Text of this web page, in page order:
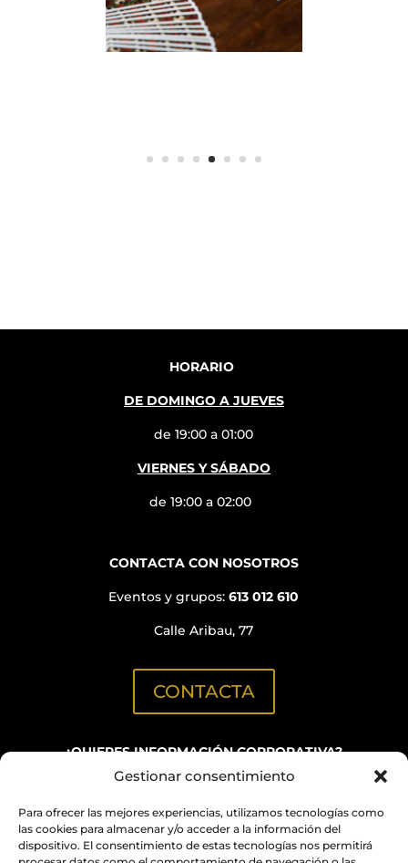
Gestionar consentimiento
Para ofrecer las mejores experiencias, utilizamos tecnologías como
las cookies para almacenar y/o acceder a la información del
dispositivo. El consentimiento de estas tecnologías nos permitirá
HORARIO
DE DOMINGO A JUEVES
de 19:00 a 01:00
VIERNES Y SÁBADO
de 19:00 a 02:00
CONTACTA CON NOSOTROS
Eventos y grupos: 613 012 610
Calle Aribau, 77
CONTACTA
¿QUIERES INFORMACIÓN CORPORATIVA?
C/ Aribau, 152 (Oficinas BN GRUP)
info@quimicabcn.com